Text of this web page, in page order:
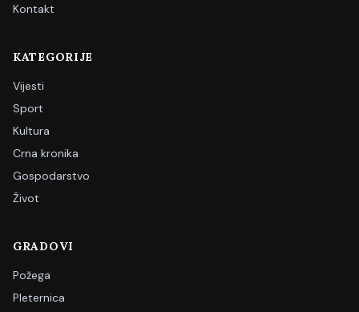
Kontakt
KATEGORIJE
Vijesti
Sport
Kultura
Crna kronika
Gospodarstvo
Život
GRADOVI
Požega
Pleternica